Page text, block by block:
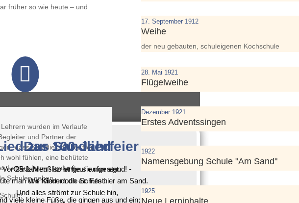
früher so wie heute – und
Das Sandlied
Vor 25 Jahren - so lange sie nun stand! -
man uns Kindern die Schule hier am Sand.
viele kleine Füße, die gingen aus und ein;

zur 100-Jahrfeier
Ganz Meußlitz ist heut' aufgeregt.
Wir feiern doch ein Fest.
Und alles strömt zur Schule hin,
wurden im Verlaufe
und Partner der
dass sich die Schüler frei
wohl fühlen, eine behütete
Lernen lernen und mit
Schulen gehen.
17. September 1912
Weihe
der neu gebauten, schuleigenen Kochschule
28. Mai 1921
Flügelweihe
Dezember 1921
Erstes Adventssingen
1922
Namensgebung Schule "Am Sand"
1925
Neue Lerninhalte